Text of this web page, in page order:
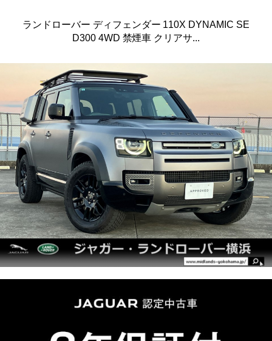
ランドローバー ディフェンダー 110X DYNAMIC SE
D300 4WD 禁煙車 クリアサ...